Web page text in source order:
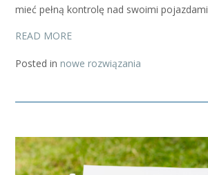
mieć pełną kontrolę nad swoimi pojazdami
READ MORE
Posted in nowe rozwiązania